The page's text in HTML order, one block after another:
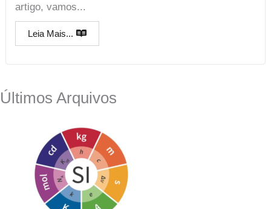
artigo, vamos...
Leia Mais...
Últimos Arquivos